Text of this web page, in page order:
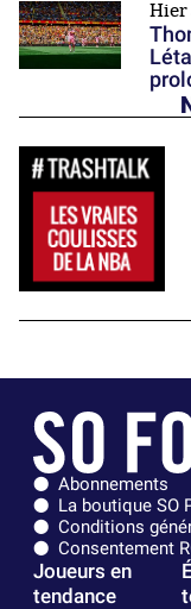
Hier
Abonnements
La boutique SO
Conditions
Consentement
Joueurs en
tendance